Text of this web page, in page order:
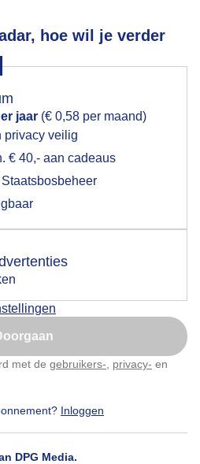
hoe wil je verder
jaar (€ 0,58 per maand)
privacy veilig
€ 40,- aan cadeaus
met de gebruikers- privacy- en
Inloggen
DPG Media.
10-10-2025, 8x bekeken
gebruiken voor het
akkoord op hebt gegeven,
up uit je browser waarin
toon de popup
later
dit aan te passen